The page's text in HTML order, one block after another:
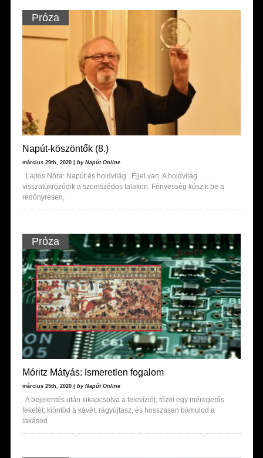
Próza
Napút-köszöntők (8.)
március 29th, 2020 | by Napút Online
Lajtos Nóra: Napút és holdvilág Éjjel van. A holdvilág
visszatükröződik a szomszédos falakon. Fényesség kúszik be a
redőnyrésen,
Próza
Móritz Mátyás: Ismeretlen fogalom
március 25th, 2020 | by Napút Online
A bejelentés után kikapcsolva a televíziót, főzöl egy méregerős
feketét; kiöntöd a kávét, rágyújtasz, és hosszasan bámulod a
lakásod